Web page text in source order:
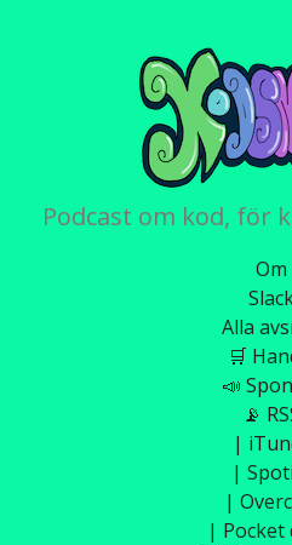
Podcast om kod, för
Om
Alla
🛒
📣
📡
|
|
|
| Pocket